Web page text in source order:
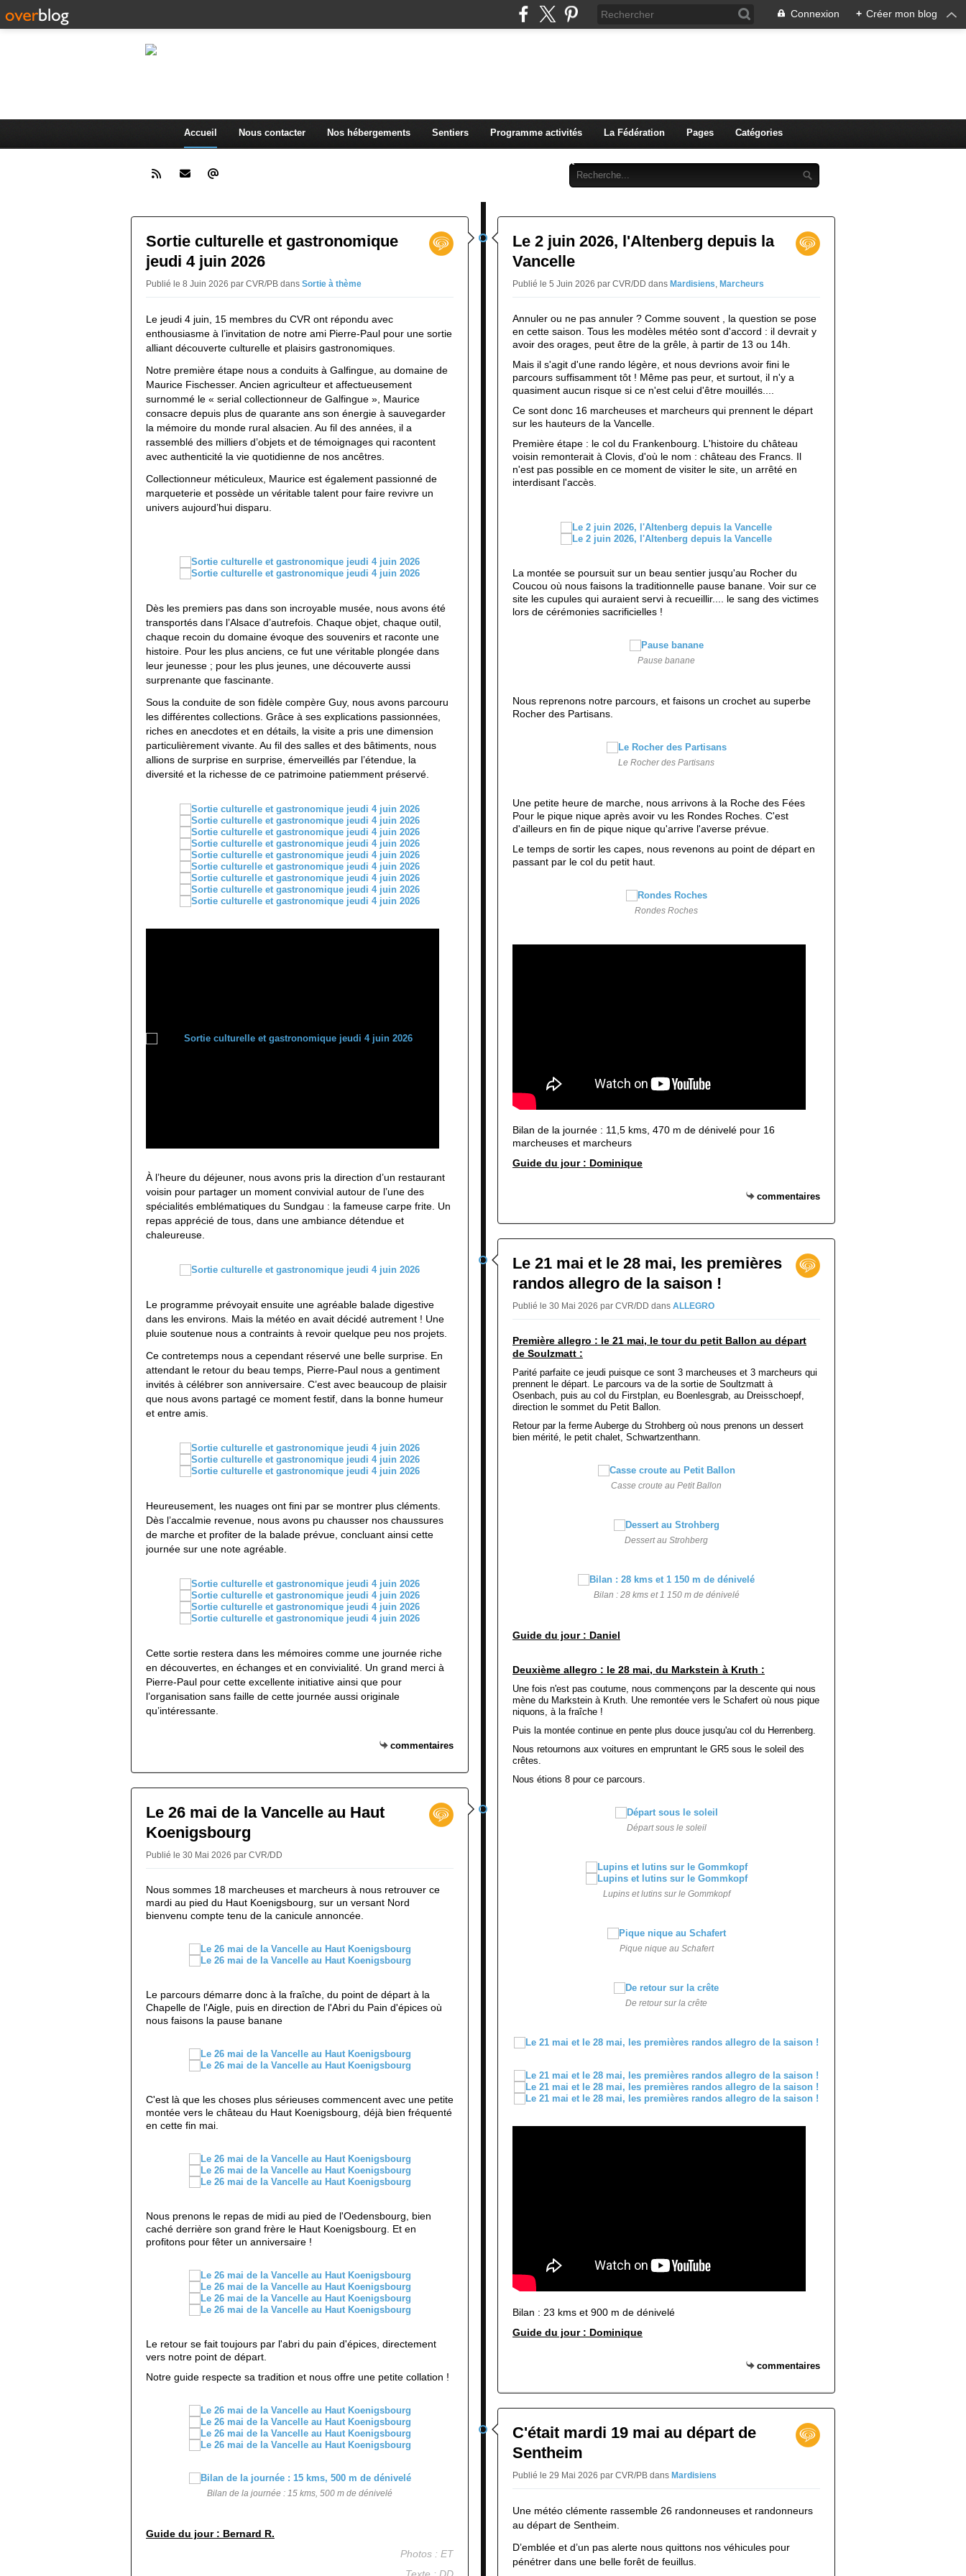
Connexion + Créer mon blog
Accueil Nous contacter Nos hébergements Sentiers Programme activités La Fédération Pages Catégories
Contact
Sortie culturelle et gastronomique
jeudi 4 juin 2026
Publié le 8 Juin 2026 par CVR/PB dans Sortie à thème
Le jeudi 4 juin, 15 membres du CVR ont répondu avec
enthousiasme à l’invitation de notre ami Pierre-Paul pour une sortie
alliant découverte culturelle et plaisirs gastronomiques.
Notre première étape nous a conduits à Galfingue, au domaine de
Maurice Fischesser. Ancien agriculteur et affectueusement
surnommé le « serial collectionneur de Galfingue », Maurice
consacre depuis plus de quarante ans son énergie à sauvegarder
la mémoire du monde rural alsacien. Au fil des années, il a
rassemblé des milliers d’objets et de témoignages qui racontent
avec authenticité la vie quotidienne de nos ancêtres.
Collectionneur méticuleux, Maurice est également passionné de
marqueterie et possède un véritable talent pour faire revivre un
univers aujourd’hui disparu.
Dès les premiers pas dans son incroyable musée, nous avons été
transportés dans l’Alsace d’autrefois. Chaque objet, chaque outil,
chaque recoin du domaine évoque des souvenirs et raconte une
histoire. Pour les plus anciens, ce fut une véritable plongée dans
leur jeunesse ; pour les plus jeunes, une découverte aussi
surprenante que fascinante.
Sous la conduite de son fidèle compère Guy, nous avons parcouru
les différentes collections. Grâce à ses explications passionnées,
riches en anecdotes et en détails, la visite a pris une dimension
particulièrement vivante. Au fil des salles et des bâtiments, nous
allions de surprise en surprise, émerveillés par l’étendue, la
diversité et la richesse de ce patrimoine patiemment préservé.
À l’heure du déjeuner, nous avons pris la direction d’un restaurant
voisin pour partager un moment convivial autour de l’une des
spécialités emblématiques du Sundgau : la fameuse carpe frite. Un
repas apprécié de tous, dans une ambiance détendue et
chaleureuse.
Le programme prévoyait ensuite une agréable balade digestive
dans les environs. Mais la météo en avait décidé autrement ! Une
pluie soutenue nous a contraints à revoir quelque peu nos projets.
Ce contretemps nous a cependant réservé une belle surprise. En
attendant le retour du beau temps, Pierre-Paul nous a gentiment
invités à célébrer son anniversaire. C’est avec beaucoup de plaisir
que nous avons partagé ce moment festif, dans la bonne humeur
et entre amis.
Heureusement, les nuages ont fini par se montrer plus cléments.
Dès l’accalmie revenue, nous avons pu chausser nos chaussures
de marche et profiter de la balade prévue, concluant ainsi cette
journée sur une note agréable.
Cette sortie restera dans les mémoires comme une journée riche
en découvertes, en échanges et en convivialité. Un grand merci à
Pierre-Paul pour cette excellente initiative ainsi que pour
l’organisation sans faille de cette journée aussi originale
qu’intéressante.
commentaires
Le 26 mai de la Vancelle au Haut
Koenigsbourg
Publié le 30 Mai 2026 par CVR/DD
Nous sommes 18 marcheuses et marcheurs à nous retrouver ce
mardi au pied du Haut Koenigsbourg, sur un versant Nord
bienvenu compte tenu de la canicule annoncée.
Le parcours démarre donc à la fraîche, du point de départ à la
Chapelle de l'Aigle, puis en direction de l'Abri du Pain d'épices où
nous faisons la pause banane
C'est là que les choses plus sérieuses commencent avec une petite
montée vers le château du Haut Koenigsbourg, déjà bien fréquenté
en cette fin mai.
Nous prenons le repas de midi au pied de l'Oedensbourg, bien
caché derrière son grand frère le Haut Koenigsbourg. Et en
profitons pour fêter un anniversaire !
Le retour se fait toujours par l'abri du pain d'épices, directement
vers notre point de départ.
Notre guide respecte sa tradition et nous offre une petite collation !
Bilan de la journée : 15 kms, 500 m de dénivelé
Guide du jour : Bernard R.
Photos : ET
Texte : DD
Le 2 juin 2026, l'Altenberg depuis la
Vancelle
Publié le 5 Juin 2026 par CVR/DD dans Mardisiens Marcheurs
Annuler ou ne pas annuler ? Comme souvent , la question se pose
en cette saison. Tous les modèles météo sont d'accord : il devrait y
avoir des orages, peut être de la grêle, à partir de 13 ou 14h.
Mais il s'agit d'une rando légère, et nous devrions avoir fini le
parcours suffisamment tôt ! Même pas peur, et surtout, il n'y a
quasiment aucun risque si ce n'est celui d'être mouillés....
Ce sont donc 16 marcheuses et marcheurs qui prennent le départ
sur les hauteurs de la Vancelle.
Première étape : le col du Frankenbourg. L'histoire du château
voisin remonterait à Clovis, d'où le nom : château des Francs. Il
n'est pas possible en ce moment de visiter le site, un arrêté en
interdisant l'accès.
La montée se poursuit sur un beau sentier jusqu'au Rocher du
Coucou où nous faisons la traditionnelle pause banane. Voir sur ce
site les cupules qui auraient servi à recueillir.... le sang des victimes
lors de cérémonies sacrificielles !
Pause banane
Nous reprenons notre parcours, et faisons un crochet au superbe
Rocher des Partisans.
Le Rocher des Partisans
Une petite heure de marche, nous arrivons à la Roche des Fées
Pour le pique nique après avoir vu les Rondes Roches. C'est
d'ailleurs en fin de pique nique qu'arrive l'averse prévue.
Le temps de sortir les capes, nous revenons au point de départ en
passant par le col du petit haut.
Rondes Roches
Bilan de la journée : 11,5 kms, 470 m de dénivelé pour 16
marcheuses et marcheurs
Guide du jour : Dominique
commentaires
Le 21 mai et le 28 mai, les premières
randos allegro de la saison !
Publié le 30 Mai 2026 par CVR/DD dans ALLEGRO
Première allegro : le 21 mai, le tour du petit Ballon au départ
de Soulzmatt :
Parité parfaite ce jeudi puisque ce sont 3 marcheuses et 3 marcheurs qui
prennent le départ. Le parcours va de la sortie de Soultzmatt à
Osenbach, puis au col du Firstplan, eu Boenlesgrab, au Dreisschoepf,
direction le sommet du Petit Ballon.
Retour par la ferme Auberge du Strohberg où nous prenons un dessert
bien mérité, le petit chalet, Schwartzenthann.
Casse croute au Petit Ballon
Dessert au Strohberg
Bilan : 28 kms et 1 150 m de dénivelé
Guide du jour : Daniel
Deuxième allegro : le 28 mai, du Markstein à Kruth :
Une fois n'est pas coutume, nous commençons par la descente qui nous
mène du Markstein à Kruth. Une remontée vers le Schafert où nous pique
niquons, à la fraîche !
Puis la montée continue en pente plus douce jusqu'au col du Herrenberg.
Nous retournons aux voitures en empruntant le GR5 sous le soleil des
crêtes.
Nous étions 8 pour ce parcours.
Départ sous le soleil
Lupins et lutins sur le Gommkopf
Pique nique au Schafert
De retour sur la crête
Bilan : 23 kms et 900 m de dénivelé
Guide du jour : Dominique
commentaires
C'était mardi 19 mai au départ de
Sentheim
Publié le 29 Mai 2026 par CVR/PB dans Mardisiens
Une météo clémente rassemble 26 randonneuses et randonneurs
au départ de Sentheim.
D’emblée et d’un pas alerte nous quittons nos véhicules pour
pénétrer dans une belle forêt de feuillus.